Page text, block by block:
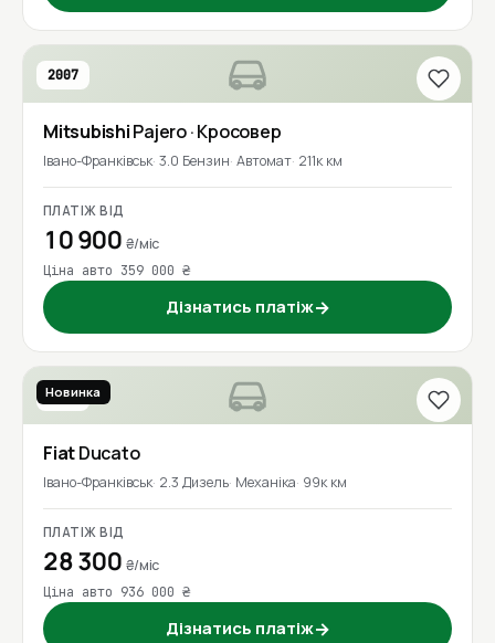
2007
MitsubishiPajero· Кросовер
Івано-Франківськ 3.0 Бензин Автомат 211к км
ПЛАТІЖ ВІД
10 900 ₴/міс
Ціна авто 359 000 ₴
Дізнатись платіж→
2021
Новинка
FiatDucato
Івано-Франківськ 2.3 Дизель Механіка 99к км
ПЛАТІЖ ВІД
28 300 ₴/міс
Ціна авто 936 000 ₴
Дізнатись платіж→